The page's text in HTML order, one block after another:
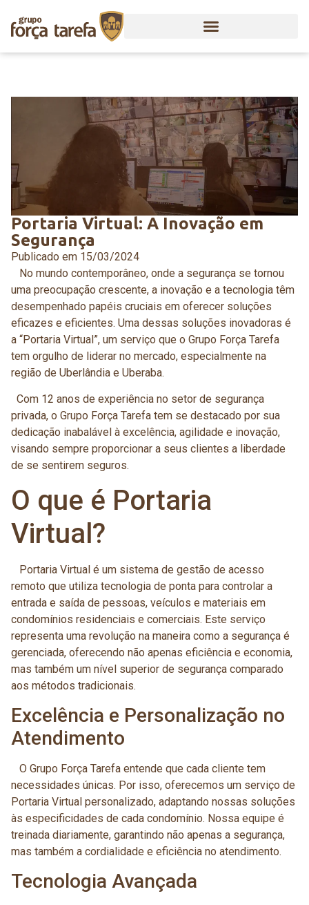
Portaria Virtual: A Inovação em
Segurança
Publicado em 15/03/2024
No mundo contemporâneo, onde a segurança se tornou
uma preocupação crescente, a inovação e a tecnologia têm
desempenhado papéis cruciais em oferecer soluções
eficazes e eficientes. Uma dessas soluções inovadoras é
a “Portaria Virtual”, um serviço que o Grupo Força Tarefa
tem orgulho de liderar no mercado, especialmente na
região de Uberlândia e Uberaba.
Com 12 anos de experiência no setor de segurança
privada, o Grupo Força Tarefa tem se destacado por sua
dedicação inabalável à excelência, agilidade e inovação,
visando sempre proporcionar a seus clientes a liberdade
de se sentirem seguros.
O que é Portaria
Virtual?
Portaria Virtual é um sistema de gestão de acesso
remoto que utiliza tecnologia de ponta para controlar a
entrada e saída de pessoas, veículos e materiais em
condomínios residenciais e comerciais. Este serviço
representa uma revolução na maneira como a segurança é
gerenciada, oferecendo não apenas eficiência e economia,
mas também um nível superior de segurança comparado
aos métodos tradicionais.
Excelência e Personalização no
Atendimento
O Grupo Força Tarefa entende que cada cliente tem
necessidades únicas. Por isso, oferecemos um serviço de
Portaria Virtual personalizado, adaptando nossas soluções
às especificidades de cada condomínio. Nossa equipe é
treinada diariamente, garantindo não apenas a segurança,
mas também a cordialidade e eficiência no atendimento.
Tecnologia Avançada